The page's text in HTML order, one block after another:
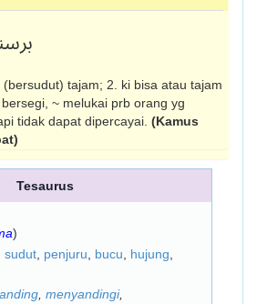
(bersudut) tajam; 2. ki bisa atau tajam
~ melukai prb orang yg
tidak dapat dipercayai. (Kamus
Tesaurus
)
sudut penjuru bucu hujung
menyandingi,